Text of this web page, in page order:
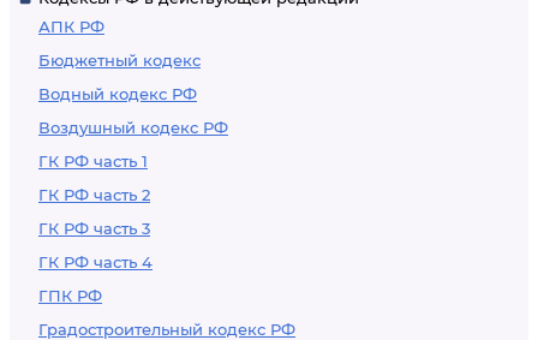
АПК РФ
Бюджетный кодекс
Водный кодекс РФ
Воздушный кодекс РФ
ГК РФ часть 1
ГК РФ часть 2
ГК РФ часть 3
ГК РФ часть 4
ГПК РФ
Градостроительный кодекс РФ